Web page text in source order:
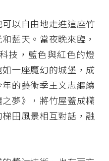
以自由地走進這座竹
藍天。當夜晚來臨，
技，藍色與紅色的燈
一座魔幻的城堡，成
的藝術季王文志繼續
夢》，將竹屋蓋成橢
田風景相互對話，融